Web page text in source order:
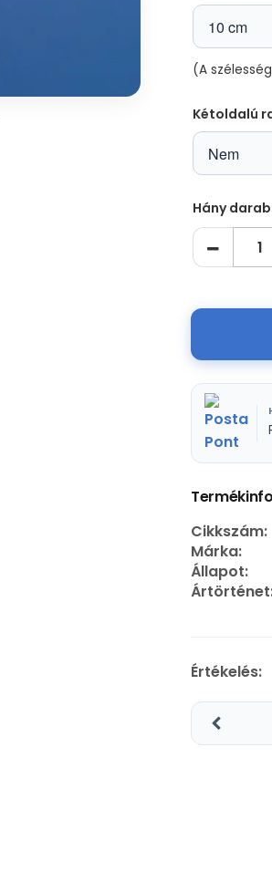
(A
Kétoldalú
Hány
Cikkszám:
Márka:
Állapot:
Értékelés: